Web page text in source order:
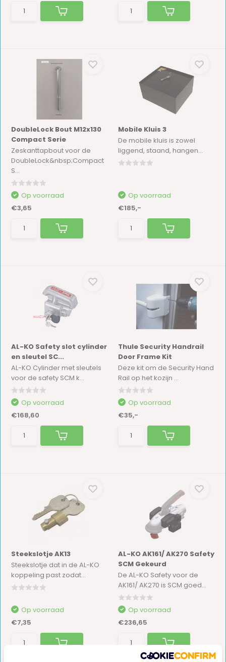
DoubleLock Bout M12x130
Compact Serie
Zeskanttapbout voor de
DoubleLock&nbsp;Compact
S...
Op voorraad
€3,65
Mobile Kluis 3
De mobile kluis is zowel
liggend, staand, hangen...
Op voorraad
€185,-
AL-KO Safety slot cylinder
en sleutel SC...
AL-KO Cylinder met sleutels
voor de safety SCM k...
Op voorraad
€168,60
Thule Security Handrail
Door Frame Kit
Deze kit om de Security Hand
Rail op het kozijn ...
Op voorraad
€35,-
Steekslotje AK13
Steekslotje dat in de AL-KO
koppeling past zodat...
Op voorraad
€7,35
AL-KO AK161/ AK270 Safety
SCM Gekeurd
De AL-KO Safety voor de
AK161/ AK270 is SCM goed...
Op voorraad
€236,65